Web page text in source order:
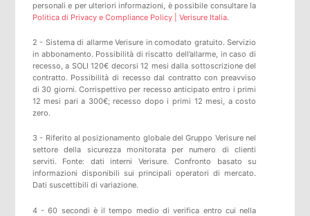
personali e per ulteriori informazioni, è possibile consultare la
Politica di Privacy e Compliance Policy | Verisure Italia.
2 - Sistema di allarme Verisure in comodato gratuito. Servizio
in abbonamento. Possibilità di riscatto dell’allarme, in caso di
recesso, a SOLI 120€ decorsi 12 mesi dalla sottoscrizione del
contratto. Possibilità di recesso dal contratto con preavviso
di 30 giorni. Corrispettivo per recesso anticipato entro i primi
12 mesi pari a 300€; recesso dopo i primi 12 mesi, a costo
zero.
3 - Riferito al posizionamento globale del Gruppo Verisure nel
settore della sicurezza monitorata per numero di clienti
serviti. Fonte: dati interni Verisure. Confronto basato su
informazioni disponibili sui principali operatori di mercato.
Dati suscettibili di variazione.
4 - 60 secondi è il tempo medio di verifica entro cui nella